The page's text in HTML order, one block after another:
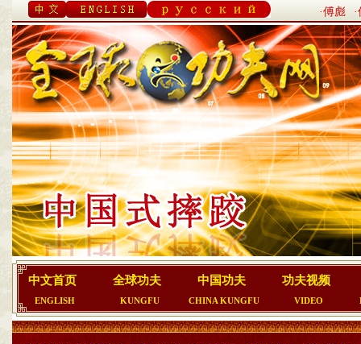
·傅彪
中文首页
ENGLISH
全球功夫
KUNGFU
中国功夫
CHINA KUNGFU
功夫视频
VIDEO